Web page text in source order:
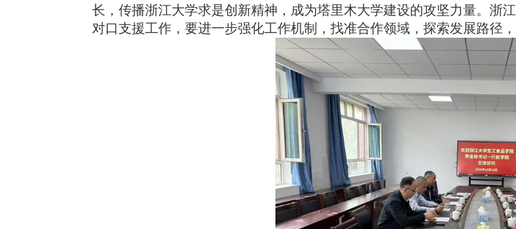
长，传播浙江大学求是创新精神，成为塔里木大学建设的攻坚力量。浙
对口支援工作，要进一步强化工作机制，找准合作领域，探索发展路径